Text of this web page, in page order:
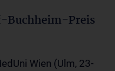
Buchheim-Preis
Wien (Ulm, 23-